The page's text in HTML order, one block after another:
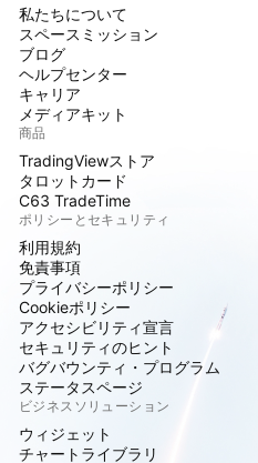
私たちについて
スペースミッション
ブログ
ヘルプセンター
キャリア
メディアキット
商品
TradingViewストア
タロットカード
C63 TradeTime
ポリシーとセキュリティ
利用規約
免責事項
プライバシーポリシー
Cookieポリシー
アクセシビリティ宣言
セキュリティのヒント
バグバウンティ・プログラム
ステータスページ
ビジネスソリューション
ウィジェット
チャートライブラリ